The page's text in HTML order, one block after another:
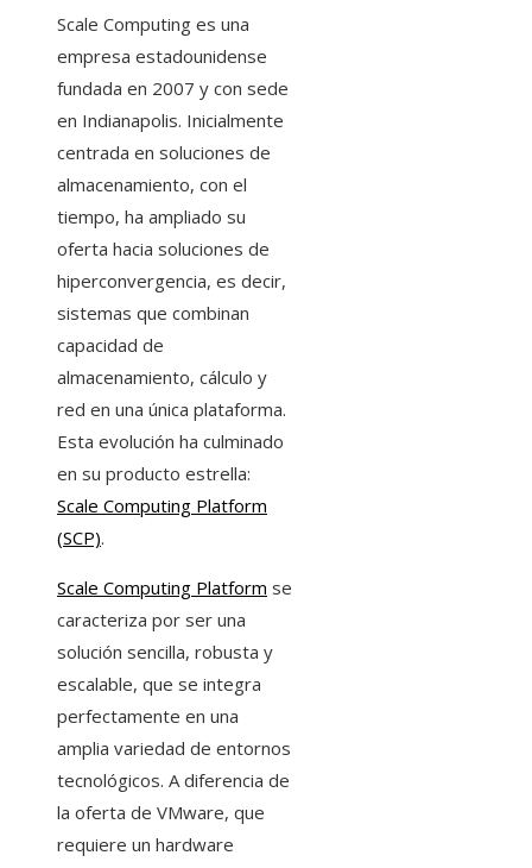
Scale Computing es una
empresa estadounidense
fundada en 2007 y con sede
en Indianapolis. Inicialmente
centrada en soluciones de
almacenamiento, con el
tiempo, ha ampliado su
oferta hacia soluciones de
hiperconvergencia, es decir,
sistemas que combinan
capacidad de
almacenamiento, cálculo y
red en una única plataforma.
Esta evolución ha culminado
en su producto estrella:
Scale Computing Platform
(SCP).
Scale Computing Platform se
caracteriza por ser una
solución sencilla, robusta y
escalable, que se integra
perfectamente en una
amplia variedad de entornos
tecnológicos. A diferencia de
la oferta de VMware, que
requiere un hardware